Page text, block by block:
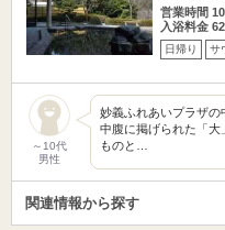
営業時間
入浴料金
日帰り サ
～10代
男性
妙義ふれあいプラザの
中腹に掲げられた「
ものと…
関連情報から探す